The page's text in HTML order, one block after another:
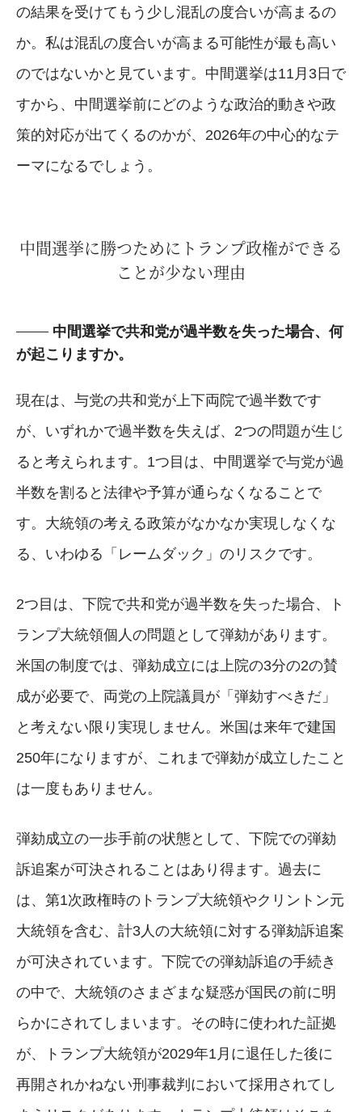
の結果を受けてもう少し混乱の度合いが高まるの
か。私は混乱の度合いが高まる可能性が最も高い
のではないかと見ています。中間選挙は11月3日で
すから、中間選挙前にどのような政治的動きや政
策的対応が出てくるのかが、2026年の中心的なテ
ーマになるでしょう。
中間選挙に勝つためにトランプ政権ができる
ことが少ない理由
中間選挙で共和党が過半数を失った場合、何
が起こりますか。
現在は、与党の共和党が上下両院で過半数です
が、いずれかで過半数を失えば、2つの問題が生じ
ると考えられます。1つ目は、中間選挙で与党が過
半数を割ると法律や予算が通らなくなることで
す。大統領の考える政策がなかなか実現しなくな
る、いわゆる「レームダック」のリスクです。
2つ目は、下院で共和党が過半数を失った場合、ト
ランプ大統領個人の問題として弾劾があります。
米国の制度では、弾劾成立には上院の3分の2の賛
成が必要で、両党の上院議員が「弾劾すべきだ」
と考えない限り実現しません。米国は来年で建国
250年になりますが、これまで弾劾が成立したこと
は一度もありません。
弾劾成立の一歩手前の状態として、下院での弾劾
訴追案が可決されることはあり得ます。過去に
は、第1次政権時のトランプ大統領やクリントン元
大統領を含む、計3人の大統領に対する弾劾訴追案
が可決されています。下院での弾劾訴追の手続き
の中で、大統領のさまざまな疑惑が国民の前に明
らかにされてしまいます。その時に使われた証拠
が、トランプ大統領が2029年1月に退任した後に
再開されかねない刑事裁判において採用されてし